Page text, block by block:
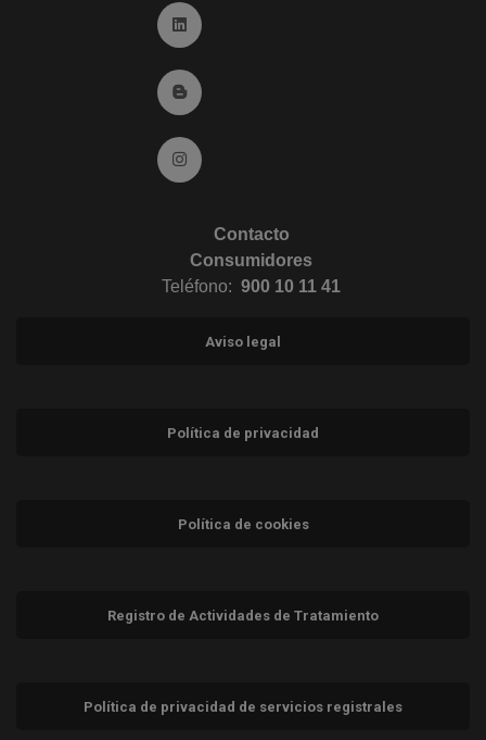
Ir a Linkedin (abre en ventana nueva)
Ir al Blog (abre en ventana nueva)
Ir a Instagram (abre en ventana nueva)
Contacto
Consumidores
Teléfono: 900 10 11 41
Aviso legal
Política de privacidad
Política de cookies
Registro de Actividades de Tratamiento
Política de privacidad de servicios registrales